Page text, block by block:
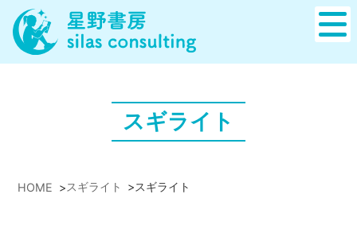
スギライト
HOME >スギライト >スギライト